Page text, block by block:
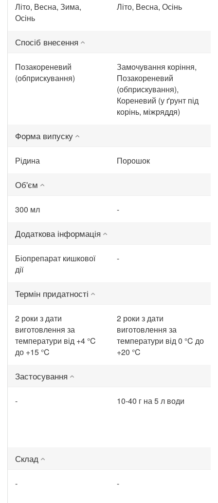
Літо, Весна, Зима,
Осінь
Літо, Весна, Осінь
Спосіб внесення
Позакореневий
(обприскування)
Замочування коріння,
Позакореневий
(обприскування),
Кореневий (у ґрунт під
корінь, міжряддя)
Форма випуску
Рідина Порошок
Об'єм
300 мл -
Додаткова інформація
Біопрепарат кишкової
дії
-
Термін придатності
2 роки з дати
виготовлення за
температури від +4 °C
до +15 °C
2 роки з дати
виготовлення за
температури від 0 °C до
+20 °C
Застосування
- 10-40 г на 5 л води
Склад
- -